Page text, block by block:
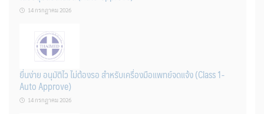
14 กรกฎาคม 2026
ยื่นง่าย อนุมัติไว ไม่ต้องรอ สำหรับเครื่องมือแพทย์จดแจ้ง (Class 1-
Auto Approve)
14 กรกฎาคม 2026